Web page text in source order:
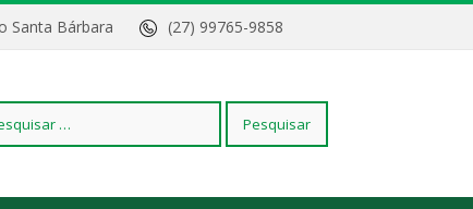
Santa Bárbara (27) 99765-9858